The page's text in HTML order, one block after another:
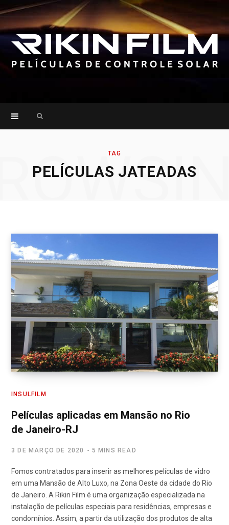
TAG
PELÍCULAS JATEADAS
INSULFILM
Películas aplicadas em Mansão no Rio
de Janeiro-RJ
3 DE MARÇO DE 2020 5 MINS READ
Fomos contratados para inserir as melhores películas de vidro
em uma Mansão de Alto Luxo, na Zona Oeste da cidade do Rio
de Janeiro. A Rikin Film é uma organização especializada na
instalação de películas especiais para residências, empresas e
condomínios. Assim, a partir da utilização dos produtos de alta